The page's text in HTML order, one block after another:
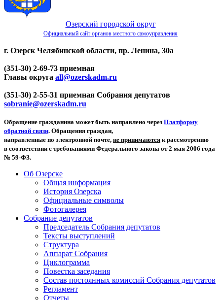
Озерский городской округ
Официальный сайт органов местного самоуправления
г. Озерск Челябинской области, пр. Ленина, 30а
(351-30) 2-69-73 приемная
Главы округа all@ozerskadm.ru
(351-30) 2-55-31 приемная Собрания депутатов
sobranie@ozerskadm.ru
Обращение гражданина может быть направлено через Платформу
обратной связи. Обращения граждан,
направленные по электронной почте, не принимаются к рассмотрению
в соответствии с требованиями Федерального закона от 2 мая 2006 года
№ 59-ФЗ.
Об Озерске
Общая информация
История Озерска
Официальные символы
Фотогалерея
Собрание депутатов
Председатель Собрания депутатов
Тексты выступлений
Структура
Аппарат Собрания
Циклограмма
Повестка заседания
Состав постоянных комиссий Собрания депутатов
Регламент
Отчеты